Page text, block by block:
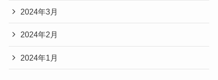
2024年3月
2024年2月
2024年1月